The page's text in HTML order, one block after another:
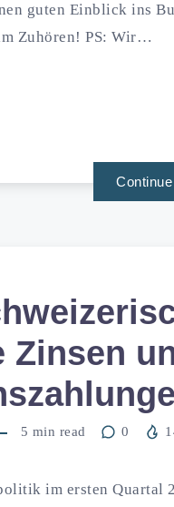
guten Einblick ins
Zuhören! PS: Wir…
Zinsen
5 min read 0
im ersten Quartal